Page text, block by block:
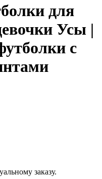
для
Усы |
с
заказу.